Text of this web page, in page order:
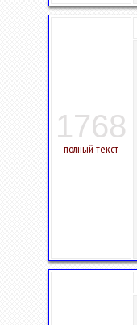
1768
полный текст